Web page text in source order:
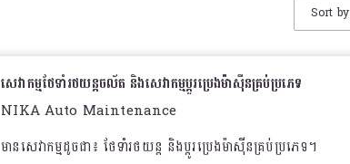
Sort by
សេវាកម្មថែទាំរថយន្តចល័ត និងសេវាកម្មប្តូរប្រេងម៉ាស៊ីនគ្រប់ប្រភេទ
NIKA Auto Maintenance
មានសេវាកម្មដូចជា៖ ថែទាំរថយន្ត និងប្ដូរប្រេងម៉ាស៊ីនគ្រប់ប្រភេទ។